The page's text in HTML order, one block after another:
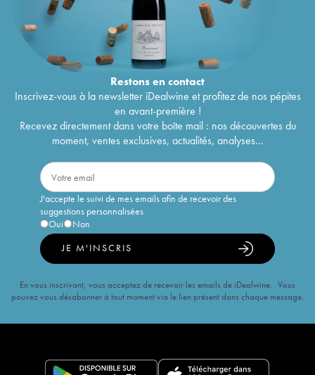
Restons encontact
Inscrivez-vous à la newsletter iDealwine et profitez de nos pépites
en avant-première !
Recevez directement dans votre boîte mail : nos découvertes du
moment, ventes exclusives, actualités, analyses...
J'accepte le suivi de mes emails afin de recevoir des
suggestions personnalisées
Oui
Non
JE M'INSCRIS
En vous inscrivant, vous acceptez de recevoir les emails de iDealwine. Vous
pouvez vous désabonner à tout moment via le lien présent dans chaque message.